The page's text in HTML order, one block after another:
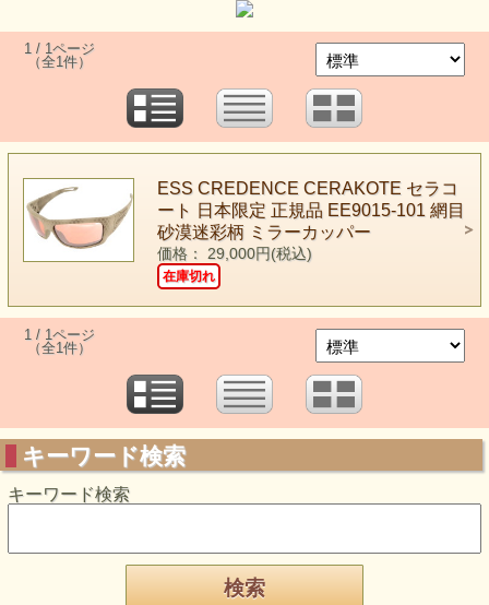
1 / 1ページ
（全1件）
ESS CREDENCE CERAKOTE セラコ
ート 日本限定 正規品 EE9015-101 網目
砂漠迷彩柄 ミラーカッパー
価格： 29,000円(税込)
在庫切れ
1 / 1ページ
（全1件）
キーワード検索
キーワード検索